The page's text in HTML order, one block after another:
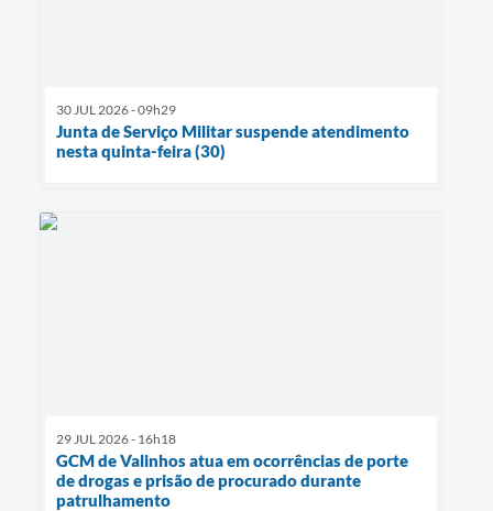
30 JUL 2026 - 09h29
Junta de Serviço Militar suspende atendimento
nesta quinta-feira (30)
29 JUL 2026 - 16h18
GCM de Valinhos atua em ocorrências de porte
de drogas e prisão de procurado durante
patrulhamento